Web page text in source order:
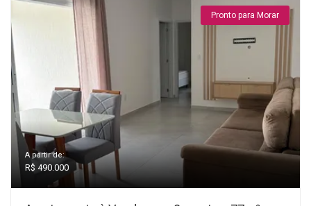
Pronto para Morar
A partir de:
R$ 490.000